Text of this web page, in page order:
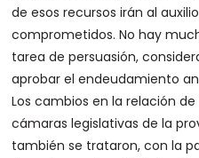
de esos recursos irán al
comprometidos. No hay
tarea de persuasión,
aprobar el endeudamiento
Los cambios en la relación
cámaras legislativas de la
también se trataron, con la